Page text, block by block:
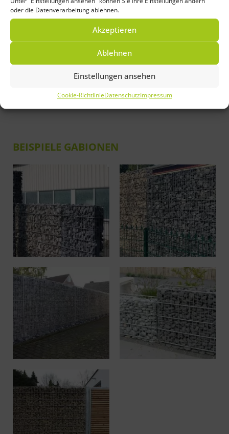
oder die Datenverarbeitung ablehnen.
Akzeptieren
Ablehnen
Einstellungen ansehen
Cookie-RichtlinieDatenschutzImpressum
Wunschzaun.
Zum Zaunkonfigurator
BEISPIELE GABIONEN